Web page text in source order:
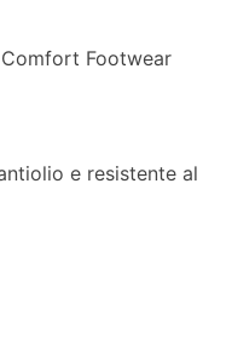
Comfort Footwear
e resistente al